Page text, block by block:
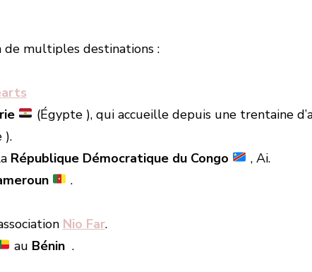
multiples destinations :
(Égypte ), qui accueille depuis une trentaine
).
République Démocratique du Congo
, Ai.
.
Nio Far.
au Bénin.